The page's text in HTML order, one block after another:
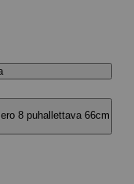
8 puhallettava 66cm